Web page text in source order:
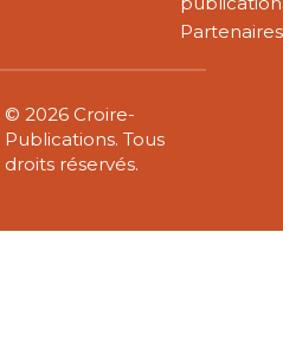
Partenaires
© 2026 Croire-
Publications. Tous
droits réservés.